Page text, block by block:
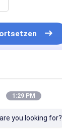
1:29 PM
you looking for?